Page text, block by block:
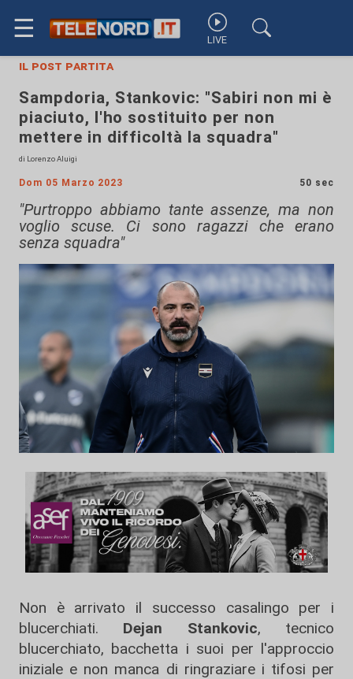
☰ LIVE
il post partita
Sampdoria, Stankovic: "Sabiri non mi è
piaciuto, l'ho sostituito per non
mettere in difficoltà la squadra"
di Lorenzo Aluigi
Dom 05 Marzo 2023 50 sec
"Purtroppo abbiamo tante assenze, ma non
voglio scuse. Ci sono ragazzi che erano
senza squadra"
Non è arrivato il successo casalingo per i
blucerchiati. Dejan Stankovic, tecnico
blucerchiato, bacchetta i suoi per l'approccio
iniziale e non manca di ringraziare i tifosi per